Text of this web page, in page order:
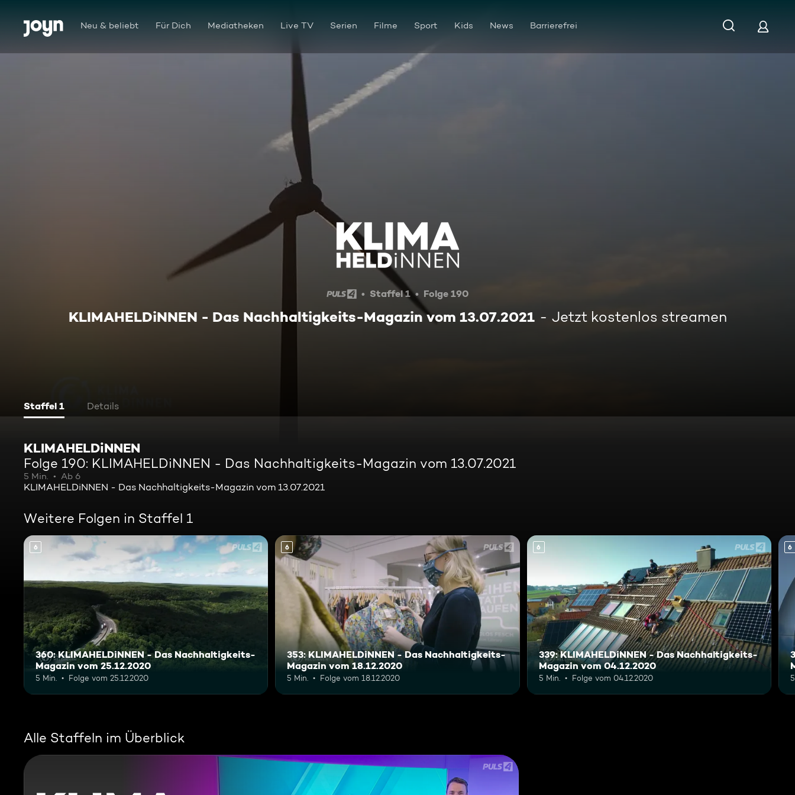
Zum Inhalt springen
Barrierefrei Neu & beliebt Für Dich Mediatheken Live TV Serien Filme Sport Kids News Barrierefrei
Staffel 1 Folge 190
KLIMAHELDiNNEN - Das Nachhaltigkeits-Magazin vom 13.07.2021 Jetzt kostenlos streamen
Staffel 1 Details
KLIMAHELDiNNEN
Folge 190: KLIMAHELDiNNEN - Das Nachhaltigkeits-Magazin vom 13.07.2021
5 Min. Ab 6
KLIMAHELDiNNEN - Das Nachhaltigkeits-Magazin vom 13.07.2021
Weitere Folgen in Staffel 1
6
360: KLIMAHELDiNNEN - Das Nachhaltigkeits-
Magazin vom 25.12.2020
5 Min. Folge vom 25.12.2020
6
353: KLIMAHELDiNNEN - Das Nachhaltigkeits-
Magazin vom 18.12.2020
5 Min. Folge vom 18.12.2020
6
339: KLIMAHELDiNNEN - Das Nachhaltigkeits-
Magazin vom 04.12.2020
5 Min. Folge vom 04.12.2020
6
Alle Staffeln im Überblick